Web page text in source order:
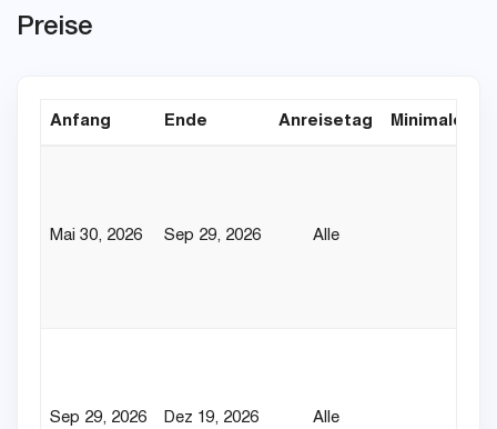
Preise
Anfang Ende Anreisetag Minimaler
Mai 30, 2026 Sep 29, 2026 Alle
Sep 29, 2026 Dez 19, 2026 Alle